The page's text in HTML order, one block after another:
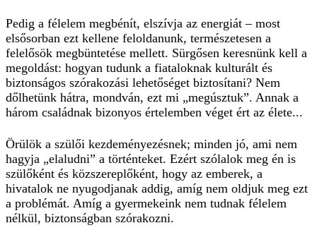
Pedig a félelem megbénít, elszívja az energiát – most
elsősorban ezt kellene feloldanunk, természetesen a
felelősök megbüntetése mellett. Sürgősen keresnünk kell a
megoldást: hogyan tudunk a fiataloknak kulturált és
biztonságos szórakozási lehetőséget biztosítani? Nem
dőlhetünk hátra, mondván, ezt mi „megúsztuk”. Annak a
három családnak bizonyos értelemben véget ért az élete...
Örülök a szülői kezdeményezésnek; minden jó, ami nem
hagyja „elaludni” a történteket. Ezért szólalok meg én is
szülőként és közszereplőként, hogy az emberek, a
hivatalok ne nyugodjanak addig, amíg nem oldjuk meg ezt
a problémát. Amíg a gyermekeink nem tudnak félelem
nélkül, biztonságban szórakozni.